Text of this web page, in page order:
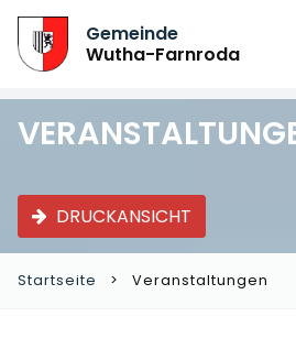
Gemeinde
Wutha-Farnroda
DRUCKANSICHT
Startseite Veranstaltungen